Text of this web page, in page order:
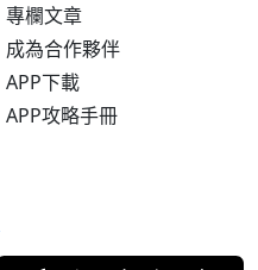
專欄文章
成為合作夥伴
APP下載
APP攻略手冊